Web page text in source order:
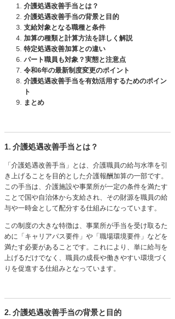
介護処遇改善手当とは？
介護処遇改善手当の背景と目的
支給対象となる職種と条件
加算の種類と計算方法を詳しく解説
特定処遇改善加算との違い
パート職員も対象？実態と注意点
令和6年の最新制度変更のポイント
介護処遇改善手当を有効活用するためのポイン
ト
まとめ
1. 介護処遇改善手当とは？
「介護処遇改善手当」とは、介護職員の給与水準を引
き上げることを目的とした介護報酬加算の一部です。
この手当は、介護施設や事業所が一定の条件を満たす
ことで国や自治体から支給され、その財源を職員の給
与や一時金として配分する仕組みになっています。
この制度の大きな特徴は、事業所が手当を受け取るた
めに「キャリアパス要件」や「職場環境要件」などを
満たす必要があることです。これにより、単に給与を
上げるだけでなく、職員の成長や働きやすい環境づく
りを促進する仕組みとなっています。
2. 介護処遇改善手当の背景と目的